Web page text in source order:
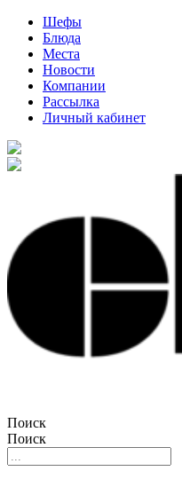
Шефы
Блюда
Места
Новости
Компании
Рассылка
Личный кабинет
Поиск
Поиск